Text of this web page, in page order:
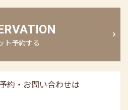
ト予約する
約・お問い合わせは